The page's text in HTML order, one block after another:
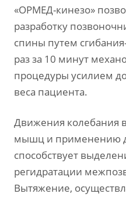
«ОРМЕД-кинезо»
разработку
спины путем
раз за 10 минут
процедуры усилием
веса пациента.
Движения колебания
мышц и применению
способствует
регидратации
Вытяжение,